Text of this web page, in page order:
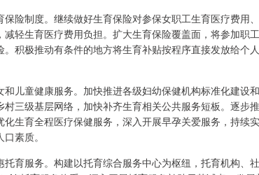
保险制度。继续做好生育保险对参保女职工生育医疗费
减轻生育医疗费用负担。扩大生育保险覆盖面，将参加职
。积极推动有条件的地方将生育补贴按程序直接发放给个
和儿童健康服务。加快推进各级妇幼保健机构标准化建
村三级基层网络，加快补齐生育相关公共服务短板。逐步
化生育全程医疗保健服务，深入开展早孕关爱服务，持续
素质。
托育服务。构建以托育综合服务中心为枢纽，托育机构